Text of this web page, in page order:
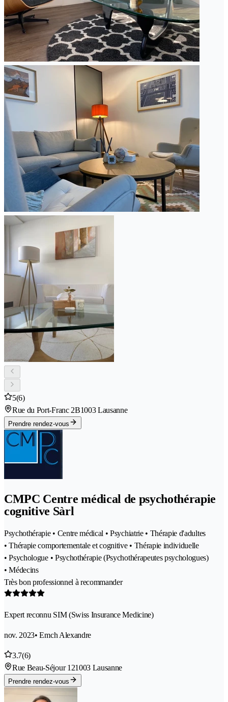
5(6)
Rue du Port-Franc 2B1003 Lausanne
Prendre rendez-vous
CMPC Centre médical de psychothérapie
cognitive Sàrl
Psychothérapie • Centre médical • Psychiatrie • Thérapie d'adultes
• Thérapie comportementale et cognitive • Thérapie individuelle
• Psychologue • Psychothérapie (Psychothérapeutes psychologues)
• Médecins
Très bon professionnel à recommander
Expert reconnu SIM (Swiss Insurance Medicine)
nov. 2023• Emch Alexandre
3.7(6)
Rue Beau-Séjour 121003 Lausanne
Prendre rendez-vous